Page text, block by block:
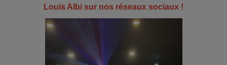
Louis Albi sur nos réseaux sociaux !